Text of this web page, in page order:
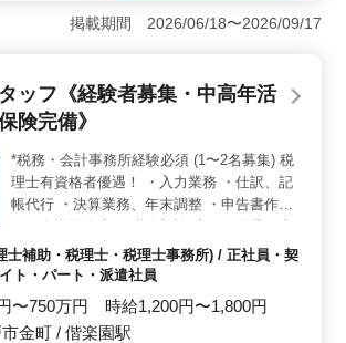
中高年の経験者が活躍できる環境で
ます。経験を活かしてスキルアップを図
週3日以上＞ 週3日以上の勤務で、
能です。ライフスタイルに合わせて働
掲載期間 2026/06/18〜2026/09/17
ッフ《経験者募集・中高年活
険完備》
*税務・会計事務所経験必須 (1〜2名募集) 税
理士有資格者優遇！ ・入力業務 ・仕訳、記
帳代行 ・決算業務、年末調整 ・申告書作成
・月次巡回監査 ・税務相談 小さな企業〜大
きな企業まで手厚いサポートをします。 意
欲のある方、実務経験者、科目合格者歓迎!
士補助・税理士・税理士事務所) / 正社員・契
ト・パート・派遣社員
〜750万円 時給1,200円〜1,800円
金町 / 偕楽園駅